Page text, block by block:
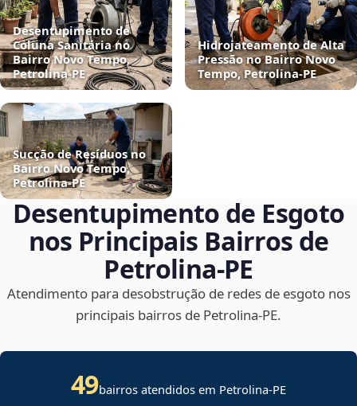
Desentupimento de
Coluna Sanitária no
Bairro Novo Tempo,
Petrolina‑PE
Hidrojateamento de Alta
Pressão no Bairro Novo
Tempo, Petrolina‑PE
Sucção de Resíduos no
Bairro Novo Tempo,
Petrolina‑PE
Desentupimento de Esgoto
nos Principais Bairros de
Petrolina‑PE
Atendimento para desobstrução de redes de esgoto nos
principais bairros de Petrolina‑PE.
49bairros atendidos em Petrolina-PE